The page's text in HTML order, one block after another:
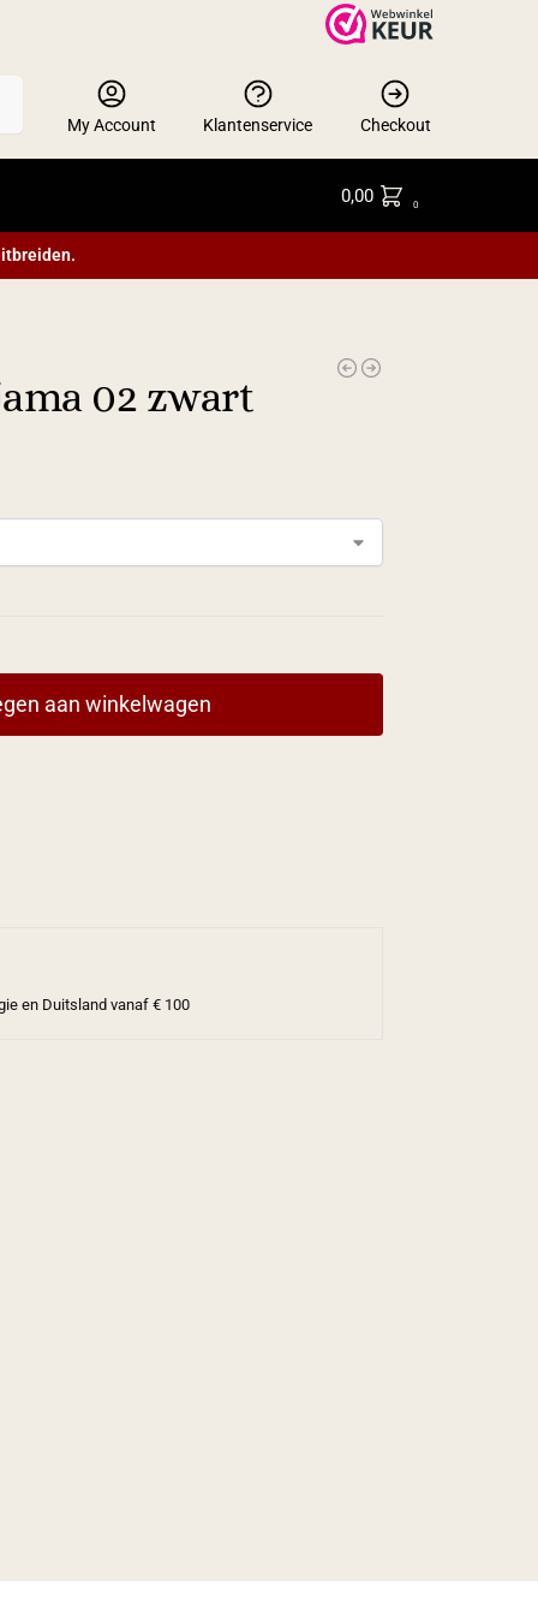
My Account Klantenservice Checkout
0,00 0
02 zwart
aan winkelwagen
en Duitsland vanaf € 100